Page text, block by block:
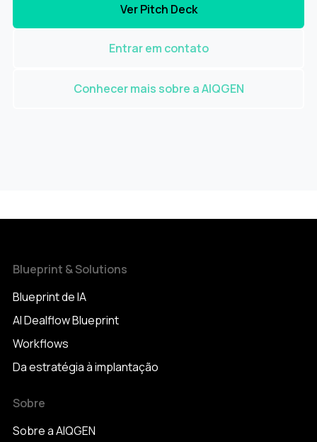
Ver Pitch Deck
Entrar em contato
Conhecer mais sobre a AIQGEN
Blueprint & Solutions
Blueprint de IA
AI Dealflow Blueprint
Workflows
Da estratégia à implantação
Sobre
Sobre a AIQGEN